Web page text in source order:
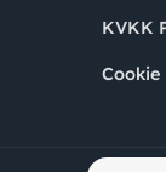
KVKK
Cookie